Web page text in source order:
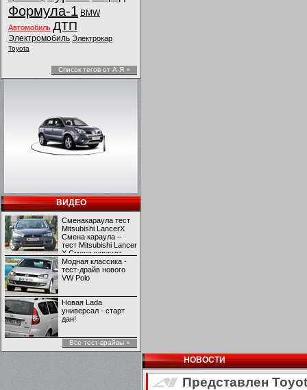
Формула-1 BMW
Автомобиль ДТП
Электромобиль Электрокар
Toyota
Список тегов от А-Я »
ВИДЕО
Сменакараула тест
Mitsubishi LancerX
Смена караула –
тест Mitsubishi Lancer
X Смена караула –
тест Mitsubishi Lancer
X
Модная классика -
тест-драйв нового
VW Polo
Новая Lada
универсал - старт
дан!
Все тест-врайвы »
НОВОСТИ
Представлен